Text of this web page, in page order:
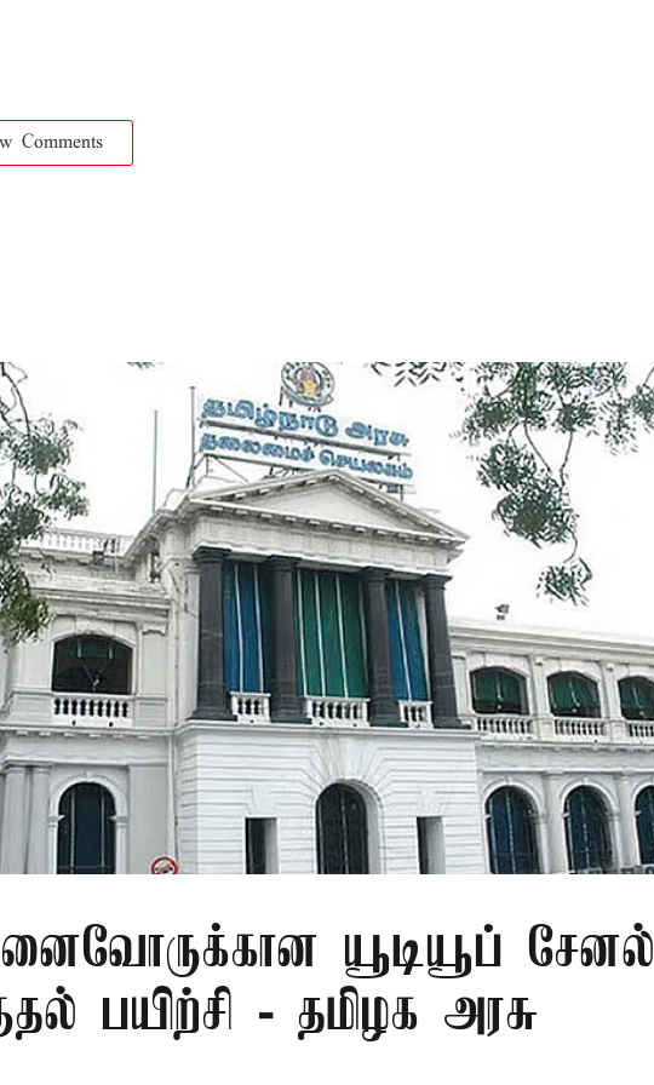
Comments
யூடியூப் சேனல்
பயிற்சி - தமிழக அரசு